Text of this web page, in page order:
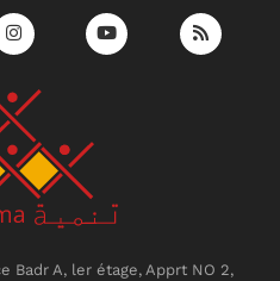
Badr A, ler étage, Apprt NO 2,